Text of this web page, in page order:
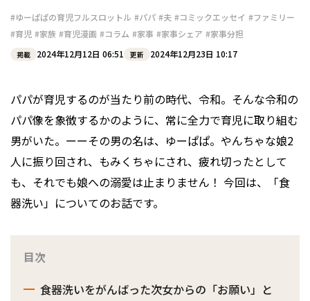
#ゆーぱぱの育児フルスロットル #パパ #夫 #コミックエッセイ #ファミリー
#育児 #家族 #育児漫画 #コラム #家事 #家事シェア #家事分担
掲載 2024年12月12日 06:51 更新 2024年12月23日 10:17
パパが育児するのが当たり前の時代、令和。そんな令和の
パパ像を象徴するかのように、常に全力で育児に取り組む
男がいた。ーーその男の名は、ゆーぱぱ。やんちゃな娘2
人に振り回され、もみくちゃにされ、疲れ切ったとして
も、それでも娘への溺愛は止まりません！ 今回は、「食
器洗い」についてのお話です。
目次
食器洗いをがんばった次女からの「お願い」と